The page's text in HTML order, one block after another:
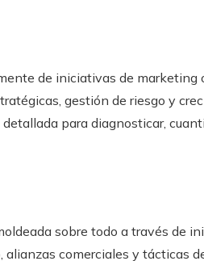
de iniciativas de marketing
gestión de riesgo y
para diagnosticar,
sobre todo a través de
comerciales y tácticas